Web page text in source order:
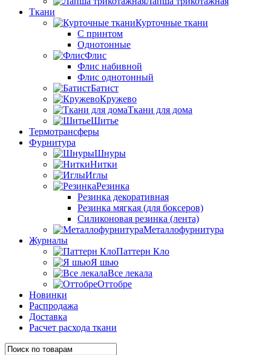
Ткани
Курточные ткани
С принтом
Однотонные
Флис
Флис набивной
Флис однотонный
Батист
Кружево
Ткани для дома
Шитье
Термотрансферы
Фурнитура
Шнуры
Нитки
Иглы
Резинка
Резинка декоративная
Резинка мягкая (для боксеров)
Силиконовая резинка (лента)
Металлофурнитура
Журналы
Паттерн Кло
Я шью
Все лекала
Оттобре
Новинки
Распродажа
Доставка
Расчет расхода ткани